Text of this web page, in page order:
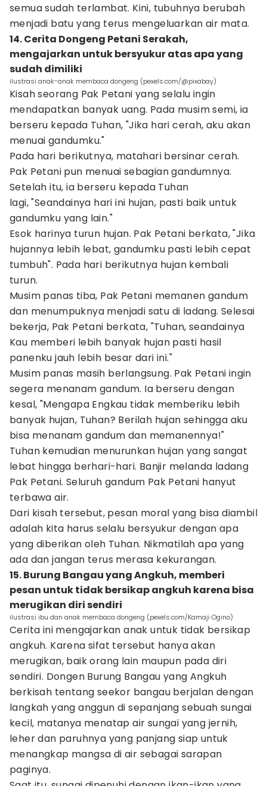
semua sudah terlambat. Kini, tubuhnya berubah
menjadi batu yang terus mengeluarkan air mata.
14. Cerita Dongeng Petani Serakah,
mengajarkan untuk bersyukur atas apa yang
sudah dimiliki
ilustrasi anak-anak membaca dongeng (pexels.com/@pixabay)
Kisah seorang Pak Petani yang selalu ingin
mendapatkan banyak uang. Pada musim semi, ia
berseru kepada Tuhan, "Jika hari cerah, aku akan
menuai gandumku."
Pada hari berikutnya, matahari bersinar cerah.
Pak Petani pun menuai sebagian gandumnya.
Setelah itu, ia berseru kepada Tuhan
lagi, "Seandainya hari ini hujan, pasti baik untuk
gandumku yang lain."
Esok harinya turun hujan. Pak Petani berkata, "Jika
hujannya lebih lebat, gandumku pasti lebih cepat
tumbuh". Pada hari berikutnya hujan kembali
turun.
Musim panas tiba, Pak Petani memanen gandum
dan menumpuknya menjadi satu di ladang. Selesai
bekerja, Pak Petani berkata, "Tuhan, seandainya
Kau memberi lebih banyak hujan pasti hasil
panenku jauh lebih besar dari ini."
Musim panas masih berlangsung. Pak Petani ingin
segera menanam gandum. Ia berseru dengan
kesal, "Mengapa Engkau tidak memberiku lebih
banyak hujan, Tuhan? Berilah hujan sehingga aku
bisa menanam gandum dan memanennya!"
Tuhan kemudian menurunkan hujan yang sangat
lebat hingga berhari-hari. Banjir melanda ladang
Pak Petani. Seluruh gandum Pak Petani hanyut
terbawa air.
Dari kisah tersebut, pesan moral yang bisa diambil
adalah kita harus selalu bersyukur dengan apa
yang diberikan oleh Tuhan. Nikmatilah apa yang
ada dan jangan terus merasa kekurangan.
15. Burung Bangau yang Angkuh, memberi
pesan untuk tidak bersikap angkuh karena bisa
merugikan diri sendiri
ilustrasi ibu dan anak membaca dongeng (pexels.com/Kamaji Ogino)
Cerita ini mengajarkan anak untuk tidak bersikap
angkuh. Karena sifat tersebut hanya akan
merugikan, baik orang lain maupun pada diri
sendiri. Dongen Burung Bangau yang Angkuh
berkisah tentang seekor bangau berjalan dengan
langkah yang anggun di sepanjang sebuah sungai
kecil, matanya menatap air sungai yang jernih,
leher dan paruhnya yang panjang siap untuk
menangkap mangsa di air sebagai sarapan
paginya.